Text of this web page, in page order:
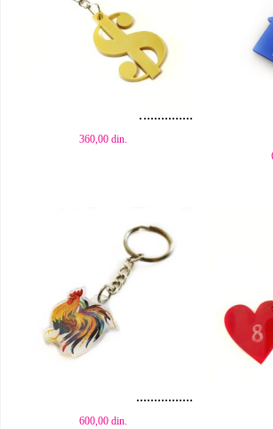
360,00 din.
600,00 din.